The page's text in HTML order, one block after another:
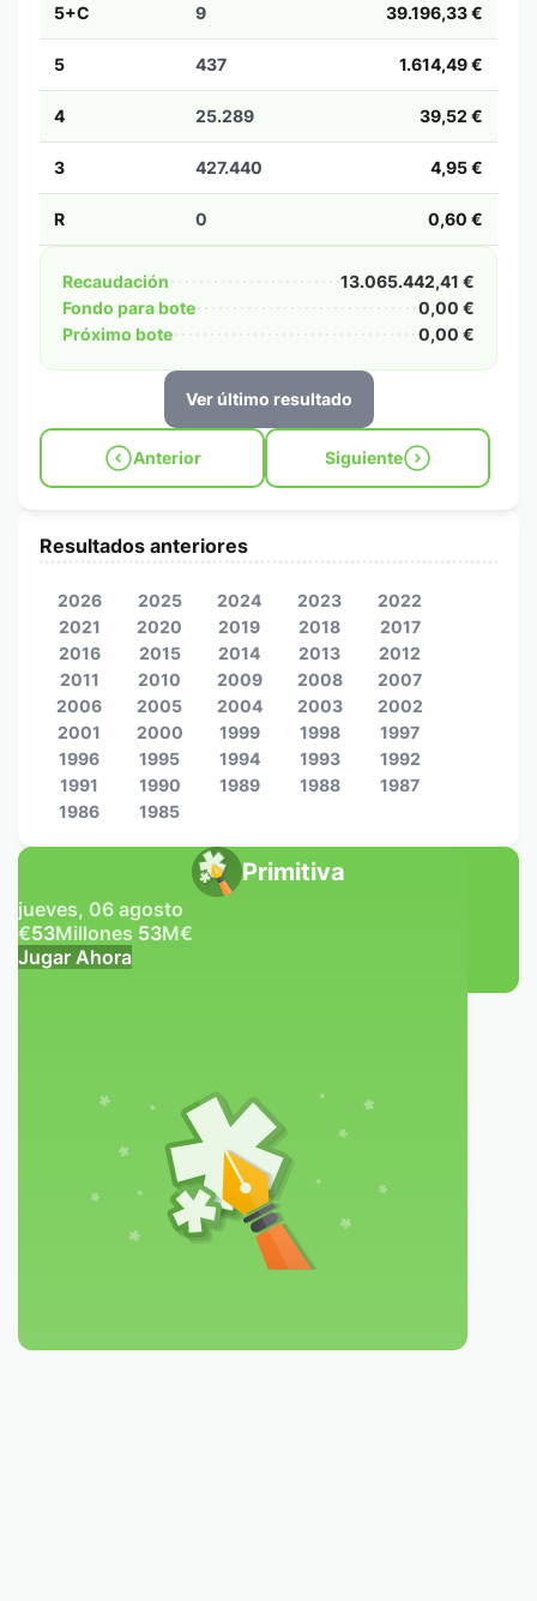
5+C 9 39.196,33 €
5 437 1.614,49 €
4 25.289 39,52 €
3 427.440 4,95 €
R 0 0,60 €
Recaudación
13.065.442,41 €
Fondo para bote
0,00 €
Próximo bote
0,00 €
Ver último resultado
Anterior Siguiente
Primitiva
jueves, 06 agosto
€53Millones 53M€
Jugar Ahora
Resultados anteriores
2026 2025 2024 2023
2022
2021
2020 2019 2018
2017
2016
2015 2014 2013
2012
2011
2010 2009 2008
2007
2006
2005 2004 2003
2002
2001
2000 1999 1998
1997
1996
1995 1994 1993
1992
1991
1990 1989 1988
1987
1986
1985